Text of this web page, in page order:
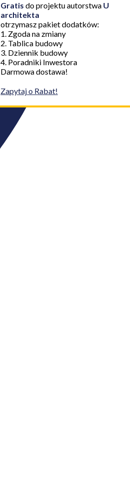
Gratis do projektu autorstwa U
architekta
otrzymasz pakiet dodatków:
1. Zgoda na zmiany
2. Tablica budowy
3. Dziennik budowy
4. Poradniki Inwestora
Darmowa dostawa!
Zapytaj o Rabat!